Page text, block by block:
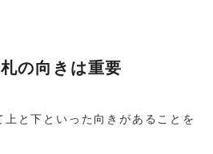
の向きは重要
と下といった向きがあることを